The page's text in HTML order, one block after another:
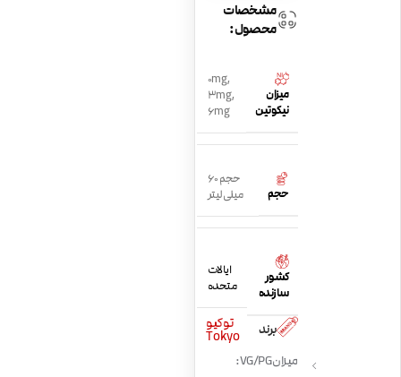
مشخصات
محصول:
میزان
نیکوتین
0mg,
3mg,
6mg
حجم
حجم 60
میلی لیتر
کشور
سازنده
ایالات
متحده
برند توکیو
Tokyo
میزان VG/PG: